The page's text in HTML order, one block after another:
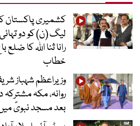
کشمیری پاکستان
لیگ (ن) کو دو
رانا ثنا اللہ کا
خطاب
وزیراعظم شہباز
روانہ، مکہ
بعد مسجد نبویؐ